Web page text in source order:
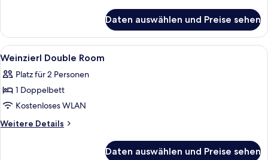
Room
Daten auswählen und Preise sehen
Alle
Fotos
für
Weinzierl
Double
Room
Schreibtisch, schallisolierte Zimmer,
4
Weinzierl Double Room
Platz für 2 Personen
1 Doppelbett
Kostenloses WLAN
Weitere Details
Weitere
Daten auswählen und Preise sehen